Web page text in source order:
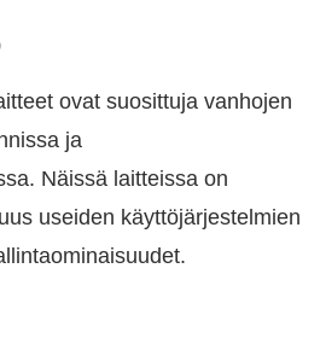
ovat suosittuja vanhojen
ja
Näissä laitteissa on
useiden käyttöjärjestelmien